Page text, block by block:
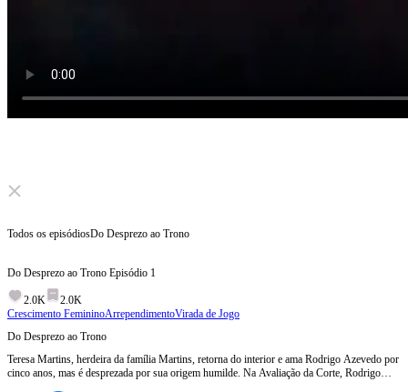
Click to unmute
Todos os episódiosDo Desprezo ao Trono
Do Desprezo ao Trono Episódio 1
2.0K
2.0K
Crescimento FemininoArrependimentoVirada de Jogo
Do Desprezo ao Trono
Teresa Martins, herdeira da família Martins, retorna do interior e ama Rodrigo Azevedo por
cinco anos, mas é desprezada por sua origem humilde. Na Avaliação da Corte, Rodrigo